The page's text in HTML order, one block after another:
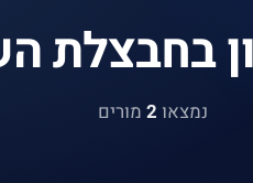
בחבצלת
נמצאו 2 מורים